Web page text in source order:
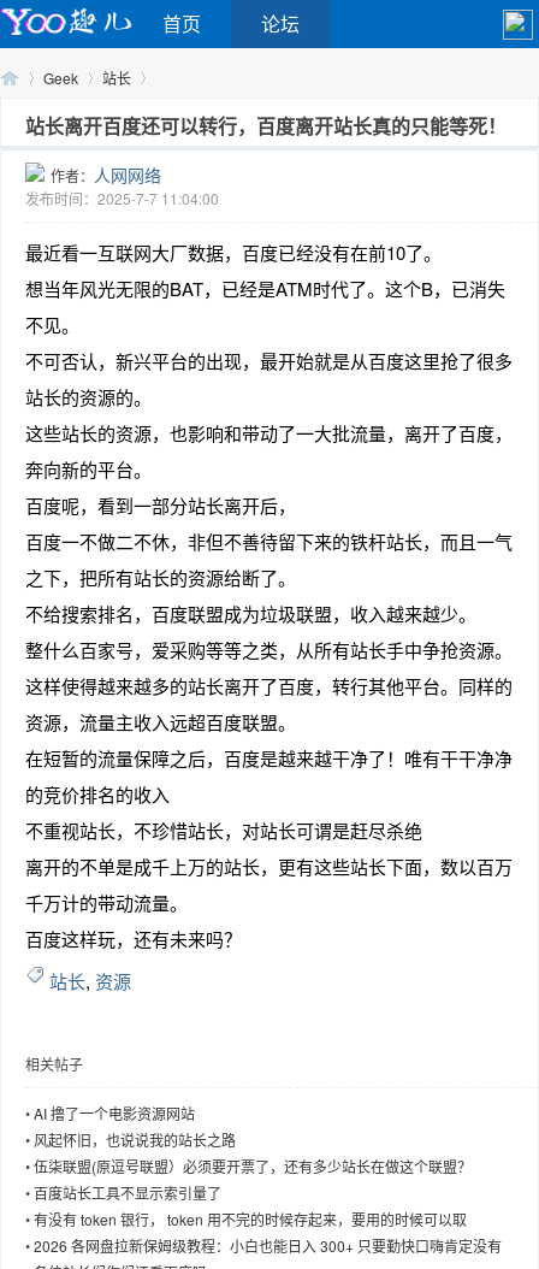
首页 论坛
Geek
›
站长
›
站长离开百度还可以转行，百度离开站长真的只能等死！
作者： 人网网络
发布时间：2025-7-7 11:04:00
最近看一互联网大厂数据，百度已经没有在前10了。
想当年风光无限的BAT，已经是ATM时代了。这个B，已消失
不见。
不可否认，新兴平台的出现，最开始就是从百度这里抢了很多
站长的资源的。
这些站长的资源，也影响和带动了一大批流量，离开了百度，
奔向新的平台。
百度呢，看到一部分站长离开后，
百度一不做二不休，非但不善待留下来的铁杆站长，而且一气
之下，把所有站长的资源给断了。
不给搜索排名，百度联盟成为垃圾联盟，收入越来越少。
整什么百家号，爱采购等等之类，从所有站长手中争抢资源。
这样使得越来越多的站长离开了百度，转行其他平台。同样的
资源，流量主收入远超百度联盟。
在短暂的流量保障之后，百度是越来越干净了！唯有干干净净
的竞价排名的收入
不重视站长，不珍惜站长，对站长可谓是赶尽杀绝
离开的不单是成千上万的站长，更有这些站长下面，数以百万
千万计的带动流量。
百度这样玩，还有未来吗？
站长, 资源
相关帖子
•AI 撸了一个电影资源网站
• 风起怀旧，也说说我的站长之路
•伍柒联盟(原逗号联盟）必须要开票了，还有多少站长在做这个联盟？
•百度站长工具不显示索引量了
•有没有 token 银行， token 用不完的时候存起来，要用的时候可以取
•2026 各网盘拉新保姆级教程：小白也能日入 300+ 只要勤快口嗨肯定没有